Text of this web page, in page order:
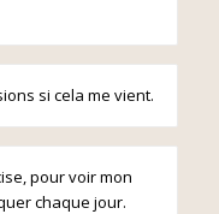
si cela me vient.
pour voir mon
chaque jour.